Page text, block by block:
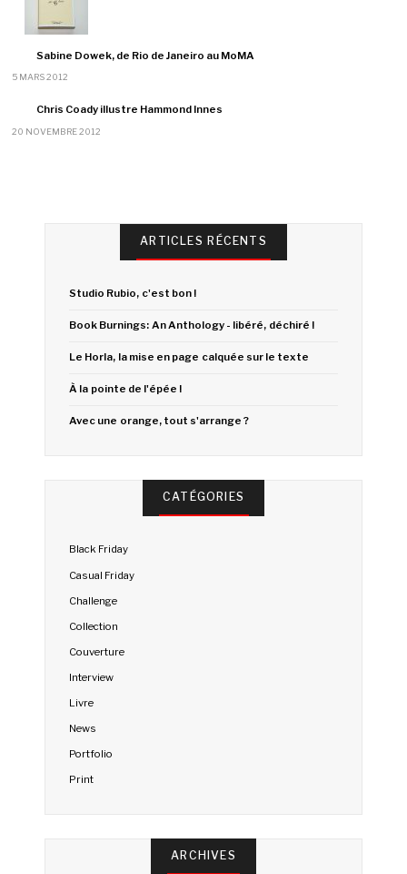
Sabine Dowek, de Rio de Janeiro au MoMA
5 MARS 2012
Chris Coady illustre Hammond Innes
20 NOVEMBRE 2012
ARTICLES RÉCENTS
Studio Rubio, c'est bon !
Book Burnings: An Anthology - libéré, déchiré !
Le Horla, la mise en page calquée sur le texte
À la pointe de l'épée !
Avec une orange, tout s'arrange ?
CATÉGORIES
Black Friday
Casual Friday
Challenge
Collection
Couverture
Interview
Livre
News
Portfolio
Print
ARCHIVES